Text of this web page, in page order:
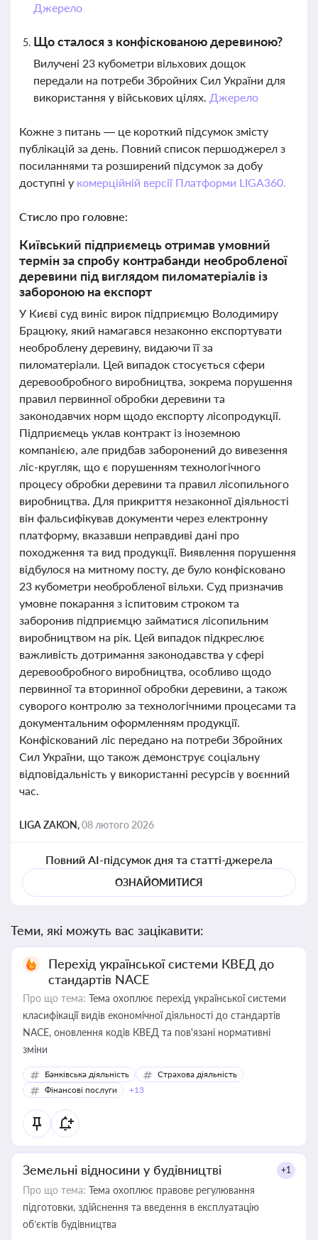
Джерело
Що сталося з конфіскованою деревиною?
Вилучені 23 кубометри вільхових дощок
передали на потреби Збройних Сил України для
використання у військових цілях. Джерело
Кожне з питань — це короткий підсумок змісту
публікацій за день. Повний список першоджерел з
посиланнями та розширений підсумок за добу
доступні у комерційній версії Платформи LIGA360.
Стисло про головне:
Київський підприємець отримав умовний
термін за спробу контрабанди необробленої
деревини під виглядом пиломатеріалів із
забороною на експорт
У Києві суд виніс вирок підприємцю Володимиру
Брацюку, який намагався незаконно експортувати
необроблену деревину, видаючи її за
пиломатеріали. Цей випадок стосується сфери
деревообробного виробництва, зокрема порушення
правил первинної обробки деревини та
законодавчих норм щодо експорту лісопродукції.
Підприємець уклав контракт із іноземною
компанією, але придбав заборонений до вивезення
ліс-кругляк, що є порушенням технологічного
процесу обробки деревини та правил лісопильного
виробництва. Для прикриття незаконної діяльності
він фальсифікував документи через електронну
платформу, вказавши неправдиві дані про
походження та вид продукції. Виявлення порушення
відбулося на митному посту, де було конфісковано
23 кубометри необробленої вільхи. Суд призначив
умовне покарання з іспитовим строком та
заборонив підприємцю займатися лісопильним
виробництвом на рік. Цей випадок підкреслює
важливість дотримання законодавства у сфері
деревообробного виробництва, особливо щодо
первинної та вторинної обробки деревини, а також
суворого контролю за технологічними процесами та
документальним оформленням продукції.
Конфіскований ліс передано на потреби Збройних
Сил України, що також демонструє соціальну
відповідальність у використанні ресурсів у воєнний
час.
LIGA ZAKON,08 лютого 2026
Повний AI-підсумок дня та статті-джерела
ОЗНАЙОМИТИСЯ
Теми, які можуть вас зацікавити:
Перехід української системи КВЕД до
стандартів NACE
Про що тема: Тема охоплює перехід української системи
класифікації видів економічної діяльності до стандартів
NACE, оновлення кодів КВЕД та пов'язані нормативні
зміни
Банківська діяльність
Страхова діяльність
Фінансові послуги
+13
Земельні відносини у будівництві +1
Про що тема: Тема охоплює правове регулювання
підготовки, здійснення та введення в експлуатацію
об’єктів будівництва